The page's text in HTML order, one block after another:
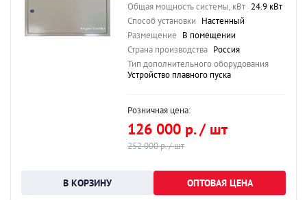
Общая мощность системы, кВт 24.9 кВт
Способ установки Настенный
Размещение В помещении
Страна производства Россия
Тип дополнительного оборудования
Устройство плавного пуска
Розничная цена:
126 000 р. / шт
252 000 р. / шт
ОПТОВАЯ ЦЕНА